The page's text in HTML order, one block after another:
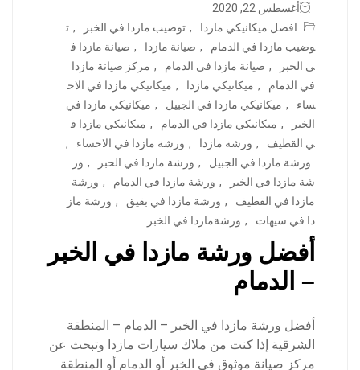
أغسطس 22, 2020
افضل ميكانيكي مازدا
, توضيب مازدا في الخبر , ت
وضيب مازدا في الدمام
, صيانة مازدا , صيانة مازدا ف
ي الخبر
, صيانة مازدا في الدمام , مركز صيانة مازدا
في الدمام
, ميكانيكي مازدا , ميكانيكي مازدا في الاح
ساء
, ميكانيكي مازدا في الجبيل , ميكانيكي مازدا في
الخبر
, ميكانيكي مازدا في الدمام , ميكانيكي مازدا ف
ي القطيف
, ورشة مازدا , ورشة مازدا في الاحساء
,
ورشة مازدا في الجبيل
, ورشة مازدا في الحبر , ور
شة مازدا في الخبر
, ورشة مازدا في الدمام , ورشة
مازدا في القطيف
, ورشة مازدا في بقيق , ورشة ماز
دا في سيهات
, ورشةمازدا في الخبر
أفضل ورشة مازدا في الخبر
– الدمام
أفضل ورشة مازدا في الخبر – الدمام – المنطقة
الشرقية إذا كنت من ملاك سيارات مازدا وتبحث عن
مركز صيانة موثوق في الخبر أو الدمام أو المنطقة